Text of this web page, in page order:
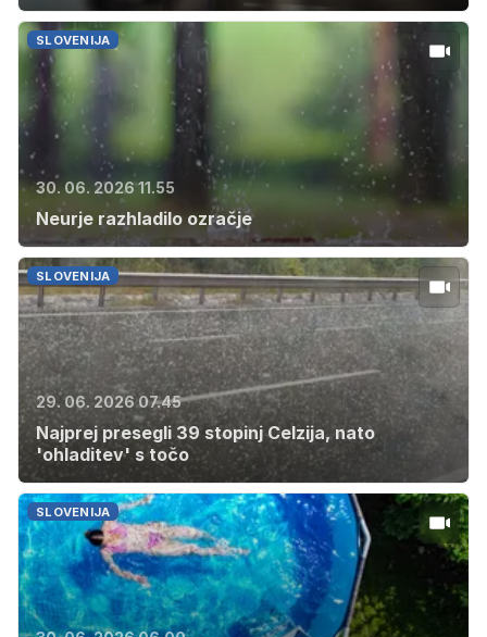
SLOVENIJA
30. 06. 2026 11.55
Neurje razhladilo ozračje
SLOVENIJA
29. 06. 2026 07.45
Najprej presegli 39 stopinj Celzija, nato
'ohladitev' s točo
SLOVENIJA